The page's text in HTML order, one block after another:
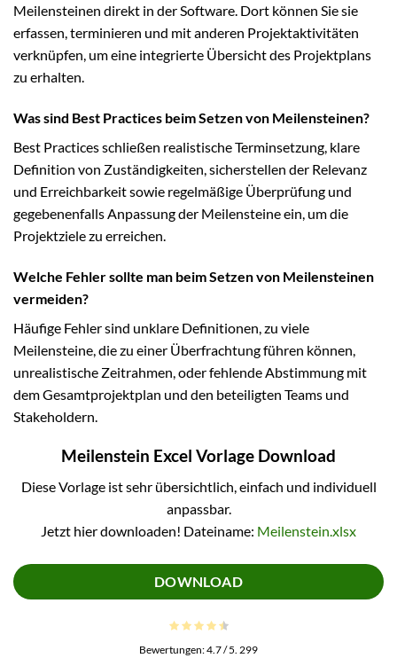
Meilensteinen direkt in der Software. Dort können Sie sie
erfassen, terminieren und mit anderen Projektaktivitäten
verknüpfen, um eine integrierte Übersicht des Projektplans
zu erhalten.
Was sind Best Practices beim Setzen von Meilensteinen?
Best Practices schließen realistische Terminsetzung, klare
Definition von Zuständigkeiten, sicherstellen der Relevanz
und Erreichbarkeit sowie regelmäßige Überprüfung und
gegebenenfalls Anpassung der Meilensteine ein, um die
Projektziele zu erreichen.
Welche Fehler sollte man beim Setzen von Meilensteinen
vermeiden?
Häufige Fehler sind unklare Definitionen, zu viele
Meilensteine, die zu einer Überfrachtung führen können,
unrealistische Zeitrahmen, oder fehlende Abstimmung mit
dem Gesamtprojektplan und den beteiligten Teams und
Stakeholdern.
Meilenstein Excel Vorlage Download
Diese Vorlage ist sehr übersichtlich, einfach und individuell
anpassbar.
Jetzt hier downloaden! Dateiname: Meilenstein.xlsx
DOWNLOAD
Bewertungen:4.7/ 5. 299